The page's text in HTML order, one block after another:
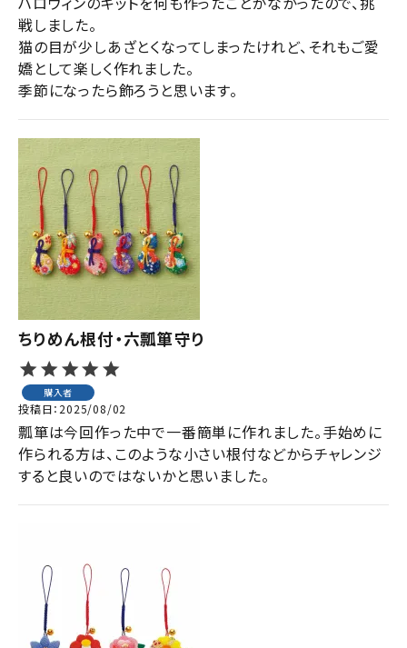
戦しました。
猫の目が少しあざとくなってしまったけれど、それもご愛
嬌として楽しく作れました。
季節になったら飾ろうと思います。
ちりめん根付・六瓢箪守り
購入者
投稿日 2025/08/02
瓢箪は今回作った中で一番簡単に作れました。手始めに
作られる方は、このような小さい根付などからチャレンジ
すると良いのではないかと思いました。